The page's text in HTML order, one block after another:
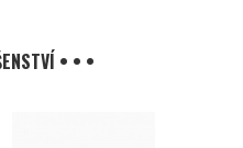
• • •